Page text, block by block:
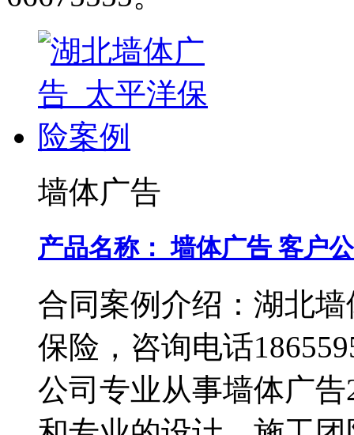
墙体广告
产品名称： 墙体广告 客户
合同案例介绍： 湖北
保险，咨询电话
公司专业从事墙体广